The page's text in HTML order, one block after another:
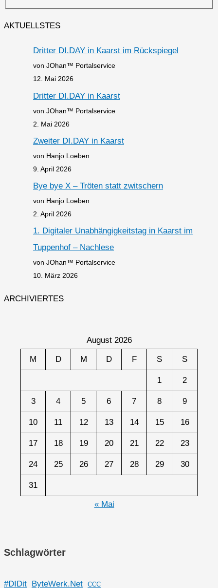
AKTUELLSTES
Dritter DI.DAY in Kaarst im Rückspiegel
von JOhan™ Portalservice
12. Mai 2026
Dritter DI.DAY in Kaarst
von JOhan™ Portalservice
2. Mai 2026
Zweiter DI.DAY in Kaarst
von Hanjo Loeben
9. April 2026
Bye bye X – Tröten statt zwitschern
von Hanjo Loeben
2. April 2026
1. Digitaler Unabhängigkeitstag in Kaarst im
Tuppenhof – Nachlese
von JOhan™ Portalservice
10. März 2026
ARCHIVIERTES
August 2026
M D M D F S S
1 2
3 4 5 6 7 8 9
10 11 12 13 14 15 16
17 18 19 20 21 22 23
24 25 26 27 28 29 30
31
« Mai
Schlagwörter
#DIDit ByteWerk.Net CCC